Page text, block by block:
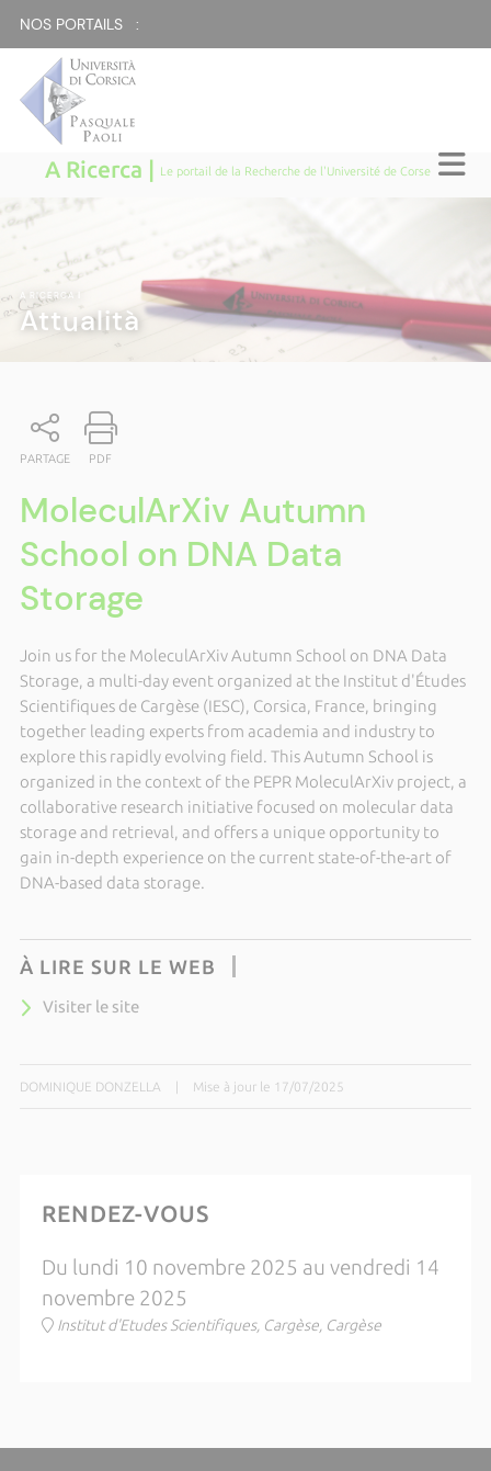
NOS PORTAILS :
A Ricerca | Le portail de la Recherche de l'Université de Corse
A RICERCA
Attualità
PARTAGE PDF
MoleculArXiv Autumn
School on DNA Data
Storage
Join us for the MoleculArXiv Autumn School on DNA Data
Storage, a multi-day event organized at the Institut d'Études
Scientifiques de Cargèse (IESC), Corsica, France, bringing
together leading experts from academia and industry to
explore this rapidly evolving field. This Autumn School is
organized in the context of the PEPR MoleculArXiv project, a
collaborative research initiative focused on molecular data
storage and retrieval, and offers a unique opportunity to
gain in-depth experience on the current state-of-the-art of
DNA-based data storage.
À LIRE SUR LE WEB
Visiter le site
DOMINIQUE DONZELLA Mise à jour le 17/07/2025
RENDEZ-VOUS
Du lundi 10 novembre 2025 au vendredi 14
novembre 2025
Institut d'Etudes Scientifiques, Cargèse, Cargèse